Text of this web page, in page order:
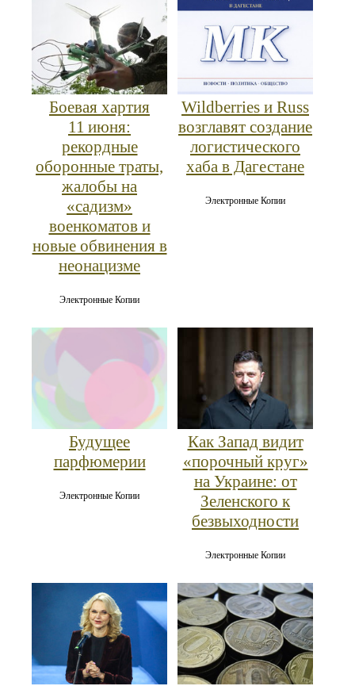
Боевая хартия
11 июня:
рекордные
оборонные траты,
жалобы на
«садизм»
военкоматов и
новые обвинения в
неонацизме
Электронные Копии
Wildberries и Russ
возглавят создание
логистического
хаба в Дагестане
Электронные Копии
Будущее
парфюмерии
Электронные Копии
Как Запад видит
«порочный круг»
на Украине: от
Зеленского к
безвыходности
Электронные Копии